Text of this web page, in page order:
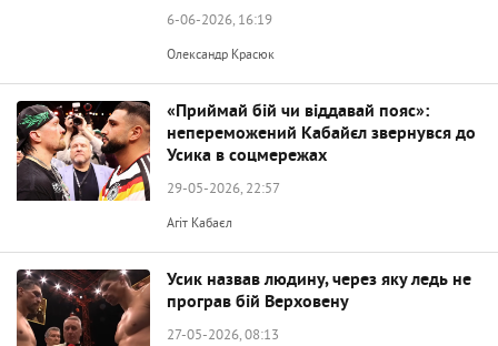
6-06-2026, 16:19
Олександр Красюк
«Приймай бій чи віддавай пояс»:
непереможений Кабайєл звернувся до
Усика в соцмережах
29-05-2026, 22:57
Агіт Кабаєл
Усик назвав людину, через яку ледь не
програв бій Верховену
27-05-2026, 08:13